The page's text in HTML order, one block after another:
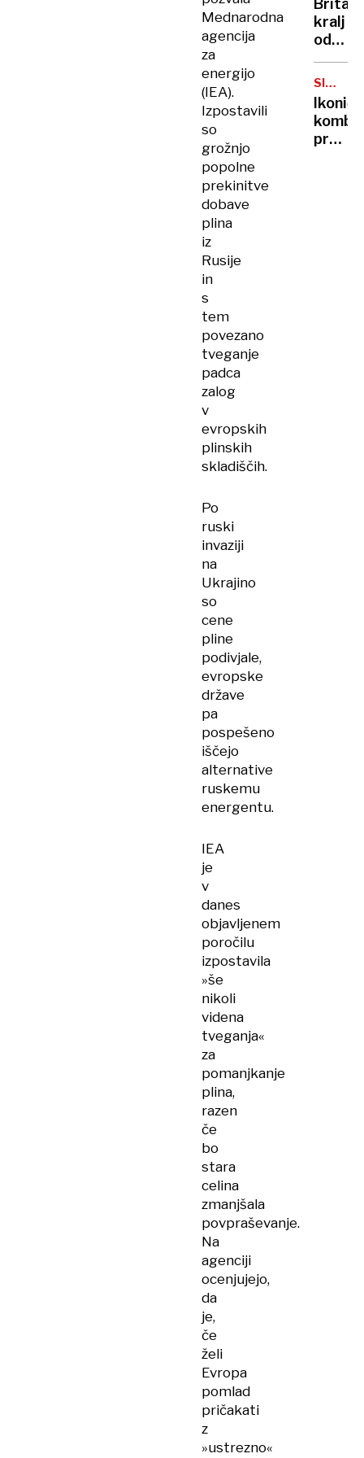
Mednarodna
agencija
za
energijo
(IEA).
Izpostavili
so
grožnjo
popolne
prekinitve
dobave
plina
iz
Rusije
in
s
tem
povezano
tveganje
padca
zalog
v
evropskih
plinskih
skladiščih.
Po
ruski
invaziji
na
Ukrajino
so
cene
pline
podivjale,
evropske
države
pa
pospešeno
iščejo
alternative
ruskemu
energentu.
IEA
je
v
danes
objavljenem
poročilu
izpostavila
»še
nikoli
videna
tveganja«
za
pomanjkanje
plina,
razen
če
bo
stara
celina
zmanjšala
povpraševanje.
Na
agenciji
ocenjujejo,
da
je,
če
želi
Evropa
pomlad
pričakati
z
»ustrezno«
Nico
pa
njen
sin
kralj
zaradi
raka
SIMBOL
kombi